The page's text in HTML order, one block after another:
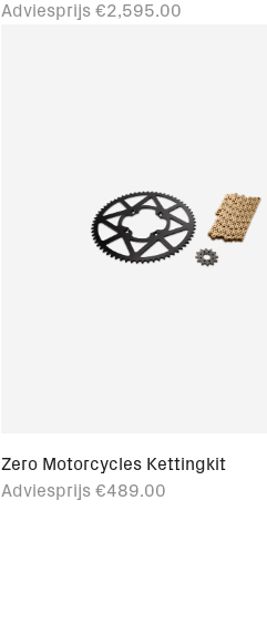
Adviesprijs €2,595.00
Zero Motorcycles Kettingkit
Adviesprijs €489.00